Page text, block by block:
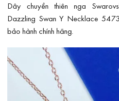
Dây chuyền thiên nga
Dazzling Swan Y Necklace
bảo hành chính hãng.